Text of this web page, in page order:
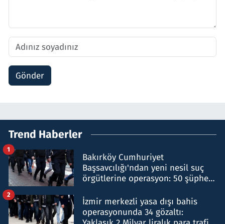
Gönder
Trend Haberler
Bakırköy Cumhuriyet
Başsavcılığı'ndan yeni nesil suç
örgütlerine operasyon: 50 şüpheli
1
İzmir merkezli yasa dışı bahis
operasyonunda 34 gözaltı:
2